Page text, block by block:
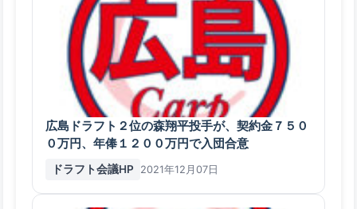
広島ドラフト２位の森翔平投手が、契約金７５０
０万円、年俸１２００万円で入団合意
ドラフト会議HP 2021年12月07日